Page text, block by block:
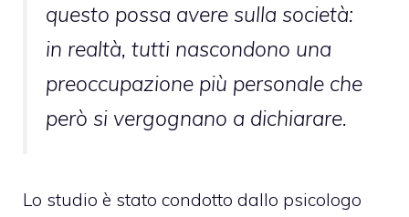
questo possa avere sulla società:
in realtà, tutti nascondono una
preoccupazione più personale che
però si vergognano a dichiarare.
Lo studio è stato condotto dallo psicologo